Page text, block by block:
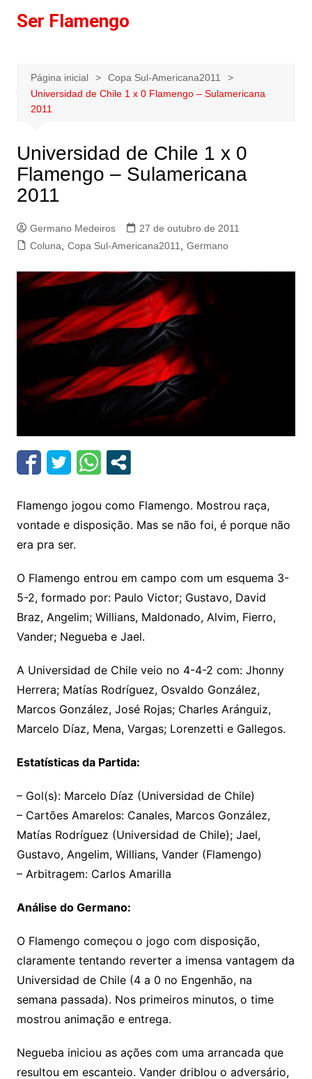
paraSer Flamengo
Página inicial
Copa Sul-Americana2011
Universidad de Chile 1 x 0 Flamengo – Sulamericana
2011
Universidad de Chile 1 x 0
Flamengo – Sulamericana
2011
Germano Medeiros
27 de outubro de 2011
Coluna
Copa Sul-Americana2011 Germano
Flamengo jogou como Flamengo. Mostrou raça,
vontade e disposição. Mas se não foi, é porque não
era pra ser.
O Flamengo entrou em campo com um esquema 3-
5-2, formado por: Paulo Victor; Gustavo, David
Braz, Angelim; Willians, Maldonado, Alvim, Fierro,
Vander; Negueba e Jael.
A Universidad de Chile veio no 4-4-2 com: Jhonny
Herrera; Matías Rodríguez, Osvaldo González,
Marcos González, José Rojas; Charles Aránguiz,
Marcelo Díaz, Mena, Vargas; Lorenzetti e Gallegos.
Estatísticas da Partida:
– Gol(s): Marcelo Díaz (Universidad de Chile)
– Cartões Amarelos: Canales, Marcos González,
Matías Rodríguez (Universidad de Chile); Jael,
Gustavo, Angelim, Willians, Vander (Flamengo)
– Arbitragem: Carlos Amarilla
Análise do Germano:
O Flamengo começou o jogo com disposição,
claramente tentando reverter a imensa vantagem da
Universidad de Chile (4 a 0 no Engenhão, na
semana passada). Nos primeiros minutos, o time
mostrou animação e entrega.
Negueba iniciou as ações com uma arrancada que
resultou em escanteio. Vander driblou o adversário,